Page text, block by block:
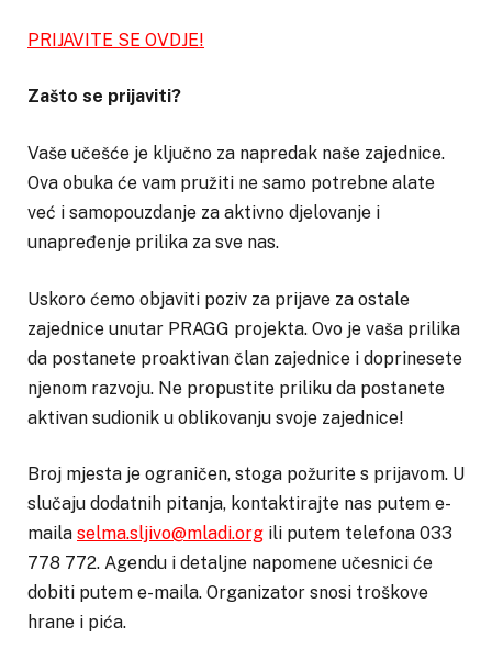
PRIJAVITE SE OVDJE!
Zašto se prijaviti?
Vaše učešće je ključno za napredak naše zajednice.
Ova obuka će vam pružiti ne samo potrebne alate
već i samopouzdanje za aktivno djelovanje i
unapređenje prilika za sve nas.
Uskoro ćemo objaviti poziv za prijave za ostale
zajednice unutar PRAGG projekta. Ovo je vaša prilika
da postanete proaktivan član zajednice i doprinesete
njenom razvoju. Ne propustite priliku da postanete
aktivan sudionik u oblikovanju svoje zajednice!
Broj mjesta je ograničen, stoga požurite s prijavom. U
slučaju dodatnih pitanja, kontaktirajte nas putem e-
maila selma.sljivo@mladi.org ili putem telefona 033
778 772. Agendu i detaljne napomene učesnici će
dobiti putem e-maila. Organizator snosi troškove
hrane i pića.